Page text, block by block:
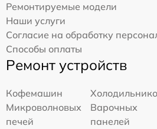
Ремонтируемые модели
Наши услуги
Согласие на обработку
Способы оплаты
Ремонт устройств
Кофемашин
Микроволновых
печей
Варочных
панелей